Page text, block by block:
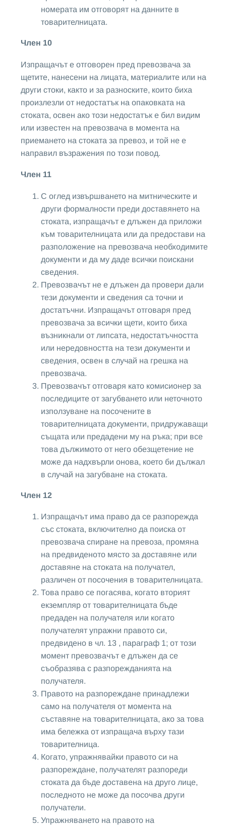
номерата им отговорят на данните в
товарителницата.
Член 10
Изпращачът е отговорен пред превозвача за
щетите, нанесени на лицата, материалите или на
други стоки, както и за разноските, които биха
произлезли от недостатък на опаковката на
стоката, освен ако този недостатък е бил видим
или известен на превозвача в момента на
приемането на стоката за превоз, и той не е
направил възражения по този повод.
Член 11
С оглед извършването на митническите и
други формалности преди доставянето на
стоката, изпращачът е длъжен да приложи
към товарителницата или да предостави на
разположение на превозвача необходимите
документи и да му даде всички поискани
сведения.
Превозвачът не е длъжен да провери дали
тези документи и сведения са точни и
достатъчни. Изпращачът отговаря пред
превозвача за всички щети, които биха
възникнали от липсата, недостатъчността
или нередовността на тези документи и
сведения, освен в случай на грешка на
превозвача.
Превозвачът отговаря като комисионер за
последиците от загубването или неточното
използуване на посочените в
товарителницата документи, придружаващи
същата или предадени му на ръка; при все
това дължимото от него обезщетение не
може да надхвърли онова, което би дължал
в случай на загубване на стоката.
Член 12
Изпращачът има право да се разпорежда
със стоката, включително да поиска от
превозвача спиране на превоза, промяна
на предвиденото място за доставяне или
доставяне на стоката на получател,
различен от посочения в товарителницата.
Това право се погасява, когато вторият
екземпляр от товарителницата бъде
предаден на получателя или когато
получателят упражни правото си,
предвидено в чл. 13 , параграф 1; от този
момент превозвачът е длъжен да се
съобразява с разпорежданията на
получателя.
Правото на разпореждане принадлежи
само на получателя от момента на
съставяне на товарителницата, ако за това
има бележка от изпращача върху тази
товарителница.
Когато, упражнявайки правото си на
разпореждане, получателят разпореди
стоката да бъде доставена на друго лице,
последното не може да посочва други
получатели.
Упражняването на правото на